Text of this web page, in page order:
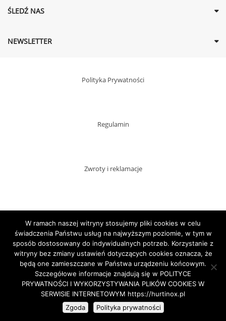
ŚLEDŹ NAS
NEWSLETTER
Polityka Prywatności
Regulamin
Zwroty i reklamacje
Dostawy
Płatności
Copyright HURTINOX.PL 2020
W ramach naszej witryny stosujemy pliki cookies w celu
świadczenia Państwu usług na najwyższym poziomie, w tym w
sposób dostosowany do indywidualnych potrzeb. Korzystanie z
witryny bez zmiany ustawień dotyczących cookies oznacza, że
będą one zamieszczane w Państwa urządzeniu końcowym.
Szczegółowe informacje znajdują się w POLITYCE
PRYWATNOŚCI I WYKORZYSTYWANIA PLIKÓW COOKIES W
SERWISIE INTERNETOWYM https://hurtinox.pl
Zgoda
Polityka prywatności